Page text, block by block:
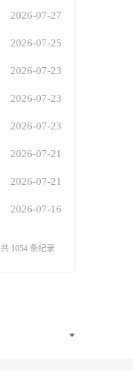
2026-07-27
2026-07-25
2026-07-23
2026-07-23
2026-07-23
2026-07-21
2026-07-21
2026-07-16
共 1054 条纪录